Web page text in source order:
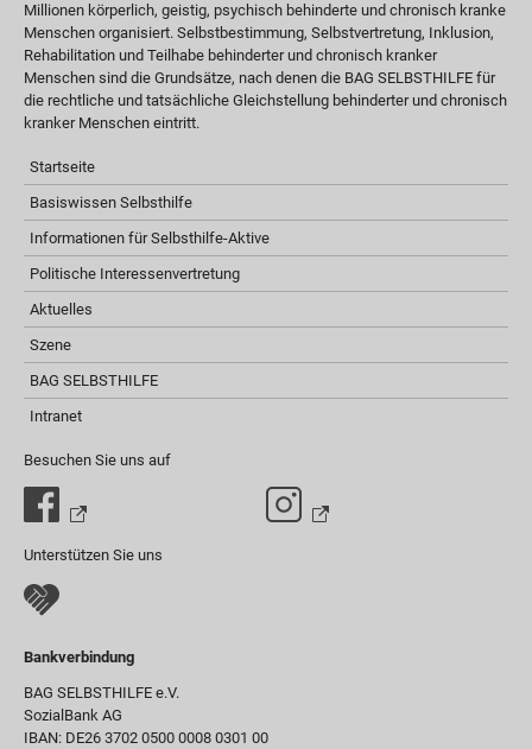
Millionen körperlich, geistig, psychisch behinderte und chronisch kranke
Menschen organisiert. Selbstbestimmung, Selbstvertretung, Inklusion,
Rehabilitation und Teilhabe behinderter und chronisch kranker
Menschen sind die Grundsätze, nach denen die BAG SELBSTHILFE für
die rechtliche und tatsächliche Gleichstellung behinderter und chronisch
kranker Menschen eintritt.
Startseite
Basiswissen Selbsthilfe
Informationen für Selbsthilfe-Aktive
Politische Interessenvertretung
Aktuelles
Szene
BAG SELBSTHILFE
Intranet
Besuchen Sie uns auf
Unterstützen Sie uns
Bankverbindung
BAG SELBSTHILFE e.V.
SozialBank AG
IBAN: DE26 3702 0500 0008 0301 00